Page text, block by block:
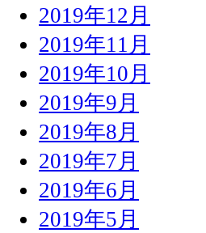
2019年12月
2019年11月
2019年10月
2019年9月
2019年8月
2019年7月
2019年6月
2019年5月